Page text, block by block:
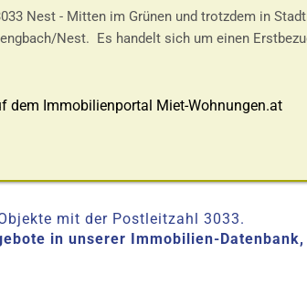
Nest - Mitten im Grünen und trotzdem in
Nest. Es handelt sich um einen
dem Immobilienportal Miet-Wohnungen.at
mit der Postleitzahl 3033.
in unserer Immobilien-